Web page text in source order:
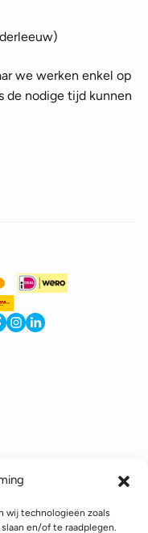
wij technologieën zoals
en/of te raadplegen.
we werken enkel op
de nodige tijd kunnen